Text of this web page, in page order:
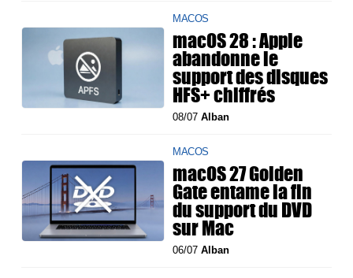
MACOS
macOS 28 : Apple
abandonne le
support des disques
HFS+ chiffrés
08/07Alban
MACOS
macOS 27 Golden
Gate entame la fin
du support du DVD
sur Mac
06/07Alban